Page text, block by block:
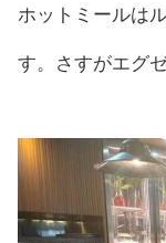
ホットミールは
す。さすがエグ